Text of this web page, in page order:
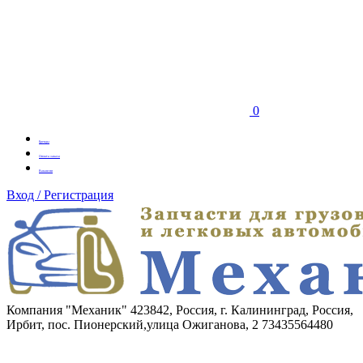
0
Бренды
Оплата заказа
Вакансии
Вход / Регистрация
Компания "Механик" 423842, Россия, г. Калининград, Россия,
Ирбит, пос. Пионерский,улица Ожиганова, 2 73435564480